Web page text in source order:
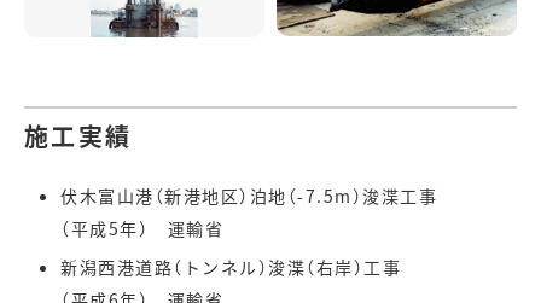
施工実績
伏木富山港（新港地区）泊地（-7.5m）浚渫工事
（平成5年） 運輸省
新潟西港道路（トンネル）浚渫（右岸）工事